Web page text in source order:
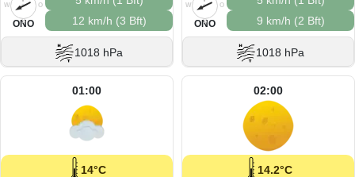
O
S
W
ONO
12 km/h (3 Bft)
1018 hPa
O
S
W
ONO
9 km/h (2 Bft)
1018 hPa
01:00
14°C
02:00
14.2°C